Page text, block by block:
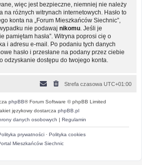
więc jest bezpieczne, niemniej nie należy
na różnych witrynach internetowych. Hasło to
konta na „Forum Mieszkańców Siechnic”,
nie podawaj nikomu . Jeśli je
pamiętam hasła”. Witryna poprosi cię o
i adresu e-mail. Po podaniu tych danych
hasło i przesłane na podany przez ciebie
odzyskanie dostępu do twojego konta.
Strefa czasowa UTC+01:00
phpBB® Forum Software © phpBB Limited
językowy dostarcza phpBB.pl
danych osobowych | Regulamin
prywatności· Polityka cookies
Mieszkańców Siechnic